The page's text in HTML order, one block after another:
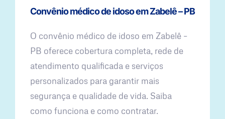
Convênio médico de idoso em Zabelê – PB
O convênio médico de idoso em Zabelê –
PB oferece cobertura completa, rede de
atendimento qualificada e serviços
personalizados para garantir mais
segurança e qualidade de vida. Saiba
como funciona e como contratar.